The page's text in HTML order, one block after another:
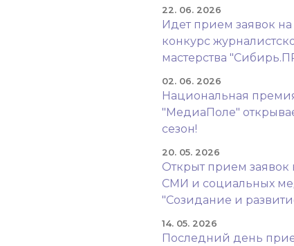
22. 06. 2026
Идет прием заявок на
конкурс
мастерства
02. 06. 2026
Национальная
"МедиаПоле"
сезон!
20. 05. 2026
Открыт прием заявок
СМИ и социальных
"Созидание и
14. 05. 2026
Последний день